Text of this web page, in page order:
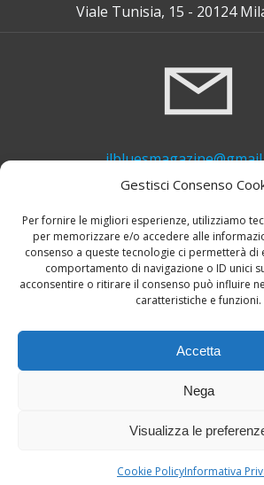
Gestisci Consenso
Per fornire le migliori esperienze, utilizziamo
per memorizzare e/o accedere alle
consenso a queste tecnologie ci permetterà
comportamento di navigazione o ID unici
acconsentire o ritirare il consenso può influire
caratteristiche e funzioni.
Accetta
Nega
Visualizza le
Cookie PolicyInformativa
Viale Tunisia, 15 - 20124
+39 339 748 6635
© 2026 Il Blues Magazine.